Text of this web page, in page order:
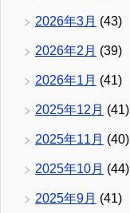
2026年3月 (43)
2026年2月 (39)
2026年1月 (41)
2025年12月 (41)
2025年11月 (40)
2025年10月 (44)
2025年9月 (41)